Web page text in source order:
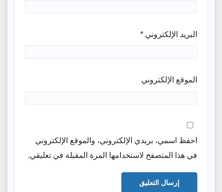
البريد الإلكتروني *
الموقع الإلكتروني
احفظ اسمي، بريدي الإلكتروني، والموقع الإلكتروني
في هذا المتصفح لاستخدامها المرة المقبلة في تعليقي.